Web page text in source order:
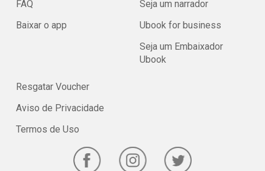
FAQ
Baixar o app
Seja um narrador
Ubook for business
Seja um Embaixador
Ubook
Resgatar Voucher
Aviso de Privacidade
Termos de Uso